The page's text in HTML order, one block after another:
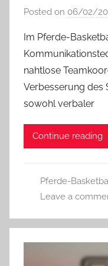
Posted on 06/02/
Im Pferde-
nahtlose
Verbesserung des
sowohl verbaler
Continue reading
Pferde-
Leave a